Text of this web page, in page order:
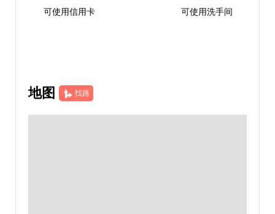
可使用信用卡 可使用洗手间
地图 找路